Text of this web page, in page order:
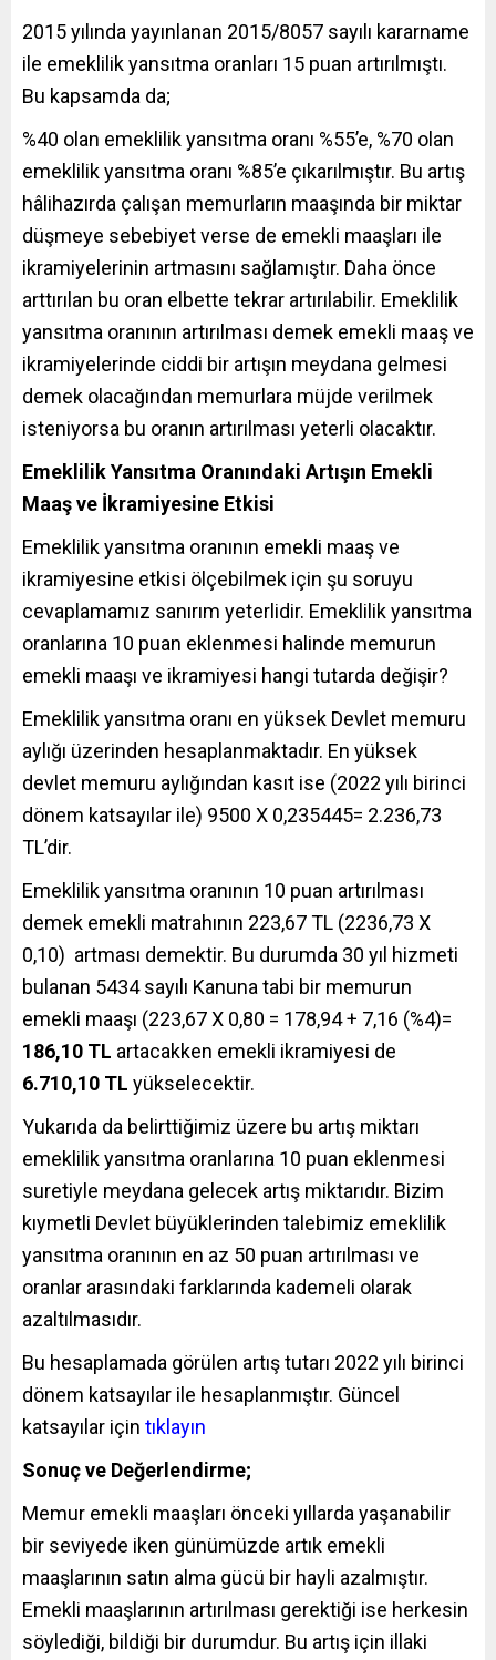
2015 yılında yayınlanan 2015/8057 sayılı kararname
ile emeklilik yansıtma oranları 15 puan artırılmıştı.
Bu kapsamda da;
%40 olan emeklilik yansıtma oranı %55’e, %70 olan
emeklilik yansıtma oranı %85’e çıkarılmıştır. Bu artış
hâlihazırda çalışan memurların maaşında bir miktar
düşmeye sebebiyet verse de emekli maaşları ile
ikramiyelerinin artmasını sağlamıştır. Daha önce
arttırılan bu oran elbette tekrar artırılabilir. Emeklilik
yansıtma oranının artırılması demek emekli maaş ve
ikramiyelerinde ciddi bir artışın meydana gelmesi
demek olacağından memurlara müjde verilmek
isteniyorsa bu oranın artırılması yeterli olacaktır.
Emeklilik Yansıtma Oranındaki Artışın Emekli
Maaş ve İkramiyesine Etkisi
Emeklilik yansıtma oranının emekli maaş ve
ikramiyesine etkisi ölçebilmek için şu soruyu
cevaplamamız sanırım yeterlidir. Emeklilik yansıtma
oranlarına 10 puan eklenmesi halinde memurun
emekli maaşı ve ikramiyesi hangi tutarda değişir?
Emeklilik yansıtma oranı en yüksek Devlet memuru
aylığı üzerinden hesaplanmaktadır. En yüksek
devlet memuru aylığından kasıt ise (2022 yılı birinci
dönem katsayılar ile) 9500 X 0,235445= 2.236,73
TL’dir.
Emeklilik yansıtma oranının 10 puan artırılması
demek emekli matrahının 223,67 TL (2236,73 X
0,10) artması demektir. Bu durumda 30 yıl hizmeti
bulanan 5434 sayılı Kanuna tabi bir memurun
emekli maaşı (223,67 X 0,80 = 178,94 + 7,16 (%4)=
186,10 TL artacakken emekli ikramiyesi de
6.710,10 TL yükselecektir.
Yukarıda da belirttiğimiz üzere bu artış miktarı
emeklilik yansıtma oranlarına 10 puan eklenmesi
suretiyle meydana gelecek artış miktarıdır. Bizim
kıymetli Devlet büyüklerinden talebimiz emeklilik
yansıtma oranının en az 50 puan artırılması ve
oranlar arasındaki farklarında kademeli olarak
azaltılmasıdır.
Bu hesaplamada görülen artış tutarı 2022 yılı birinci
dönem katsayılar ile hesaplanmıştır. Güncel
katsayılar için tıklayın
Sonuç ve Değerlendirme;
Memur emekli maaşları önceki yıllarda yaşanabilir
bir seviyede iken günümüzde artık emekli
maaşlarının satın alma gücü bir hayli azalmıştır.
Emekli maaşlarının artırılması gerektiği ise herkesin
söylediği, bildiği bir durumdur. Bu artış için illaki